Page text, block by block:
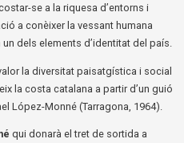
se a la riquesa d’entorns i
a conèixer la vessant humana
dels elements d’identitat del país.
la diversitat paisatgística i social
la costa catalana a partir d’un guió
López-Monné (Tarragona, 1964).
qui donarà el tret de sortida a